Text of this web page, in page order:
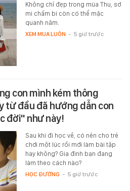
Không chỉ đẹp trong mùa Thu, sơ
mi chấm bi còn có thể mặc
quanh năm.
XEM MUA LUÔN - 5 giờ trước
con mình kém thông
từ đầu đã hướng dẫn con
đời" như này!
Sau khi đi học về, có nên cho trẻ
chơi một lúc rồi mới làm bài tập
hay không? Gia đình bạn đang
làm theo cách nào?
HỌC ĐƯỜNG - 5 giờ trước